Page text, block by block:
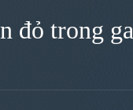
đỏ trong